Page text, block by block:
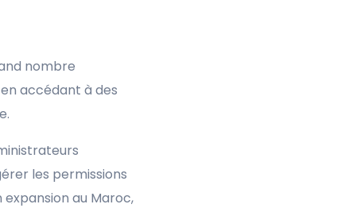
nombre
accédant à des
les permissions
au Maroc,